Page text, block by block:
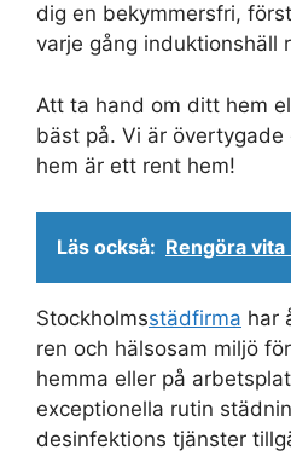
dig en bekymmersfri,
varje gång induktionshäll
Att ta hand om ditt hem
bäst på. Vi är
hem är ett rent hem!
Läs också: Rengöra
Stockholmsstädfirma har
ren och hälsosam miljö
hemma eller på
exceptionella rutin
desinfektions tjänster